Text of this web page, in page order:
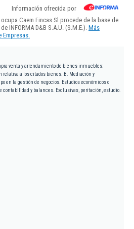
Información ofrecida por
Caem Fincas Sl procede de la base de
INFORMA D&B S.A.U. (S.M.E.). Más
Empresas.
venta y arrendamiento de bienes inmuebles;
relativa a los citados bienes. B. Mediación y
en la gestión de negocios. Estudios económicos o
contabilidad y balances. Exclusivas, peritación, estudio.